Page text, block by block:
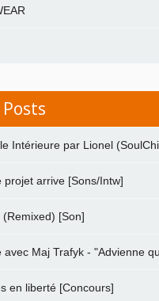
Intérieure par Lionel
projet arrive [Sons/Intw]
(Remixed) [Son]
avec Maj Trafyk - "Advienne
en liberté [Concours]